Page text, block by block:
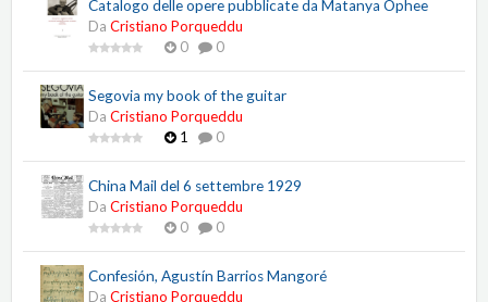
Catalogo delle opere pubblicate da Matanya Ophee
Da Cristiano Porqueddu
0
0
Segovia my book of the guitar
Da Cristiano Porqueddu
1
0
China Mail del 6 settembre 1929
Da Cristiano Porqueddu
0
0
Confesión, Agustín Barrios Mangoré
Da Cristiano Porqueddu